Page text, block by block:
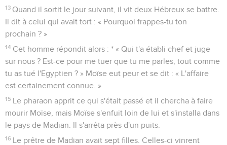
13 Quand il sortit le jour suivant, il vit deux Hébreux se battre.
Il dit à celui qui avait tort : « Pourquoi frappes-tu ton
prochain ? »
14 Cet homme répondit alors : * « Qui t'a établi chef et juge
sur nous ? Est-ce pour me tuer que tu me parles, tout comme
tu as tué l'Egyptien ? » Moïse eut peur et se dit : « L'affaire
est certainement connue. »
15 Le pharaon apprit ce qui s'était passé et il chercha à faire
mourir Moïse, mais Moïse s'enfuit loin de lui et s'installa dans
le pays de Madian. Il s'arrêta près d'un puits.
16 Le prêtre de Madian avait sept filles. Celles-ci vinrent